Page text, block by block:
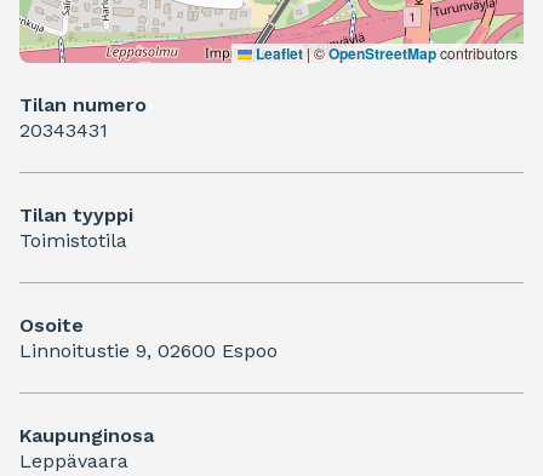
Leaflet|©OpenStreetMapcontributors
Tilan numero
20343431
Tilan tyyppi
Toimistotila
Osoite
Linnoitustie 9, 02600 Espoo
Kaupunginosa
Leppävaara